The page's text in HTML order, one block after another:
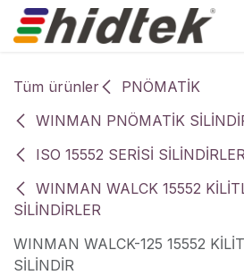
İçereği Atla
Tüm ürünler
PNÖMATİK
WINMAN PNÖMATİK
ISO 15552 SERİSİ SİLİNDİRLER
WINMAN WALCK 15552
SİLİNDİRLER
WINMAN WALCK-125 15552
SİLİNDİR